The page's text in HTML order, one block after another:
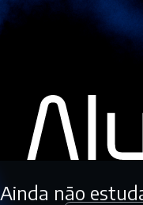
Ainda não